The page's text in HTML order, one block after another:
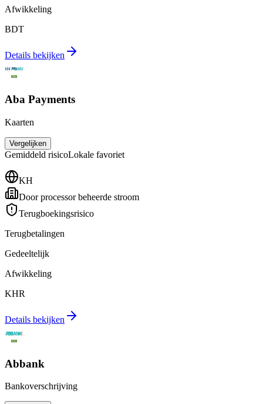
Afwikkeling
BDT
Details bekijken
Aba Payments
Kaarten
Vergelijken
Gemiddeld risicoLokale favoriet
KH
Door processor beheerde stroom
Terugboekingsrisico
Terugbetalingen
Gedeeltelijk
Afwikkeling
KHR
Details bekijken
Abbank
Bankoverschrijving